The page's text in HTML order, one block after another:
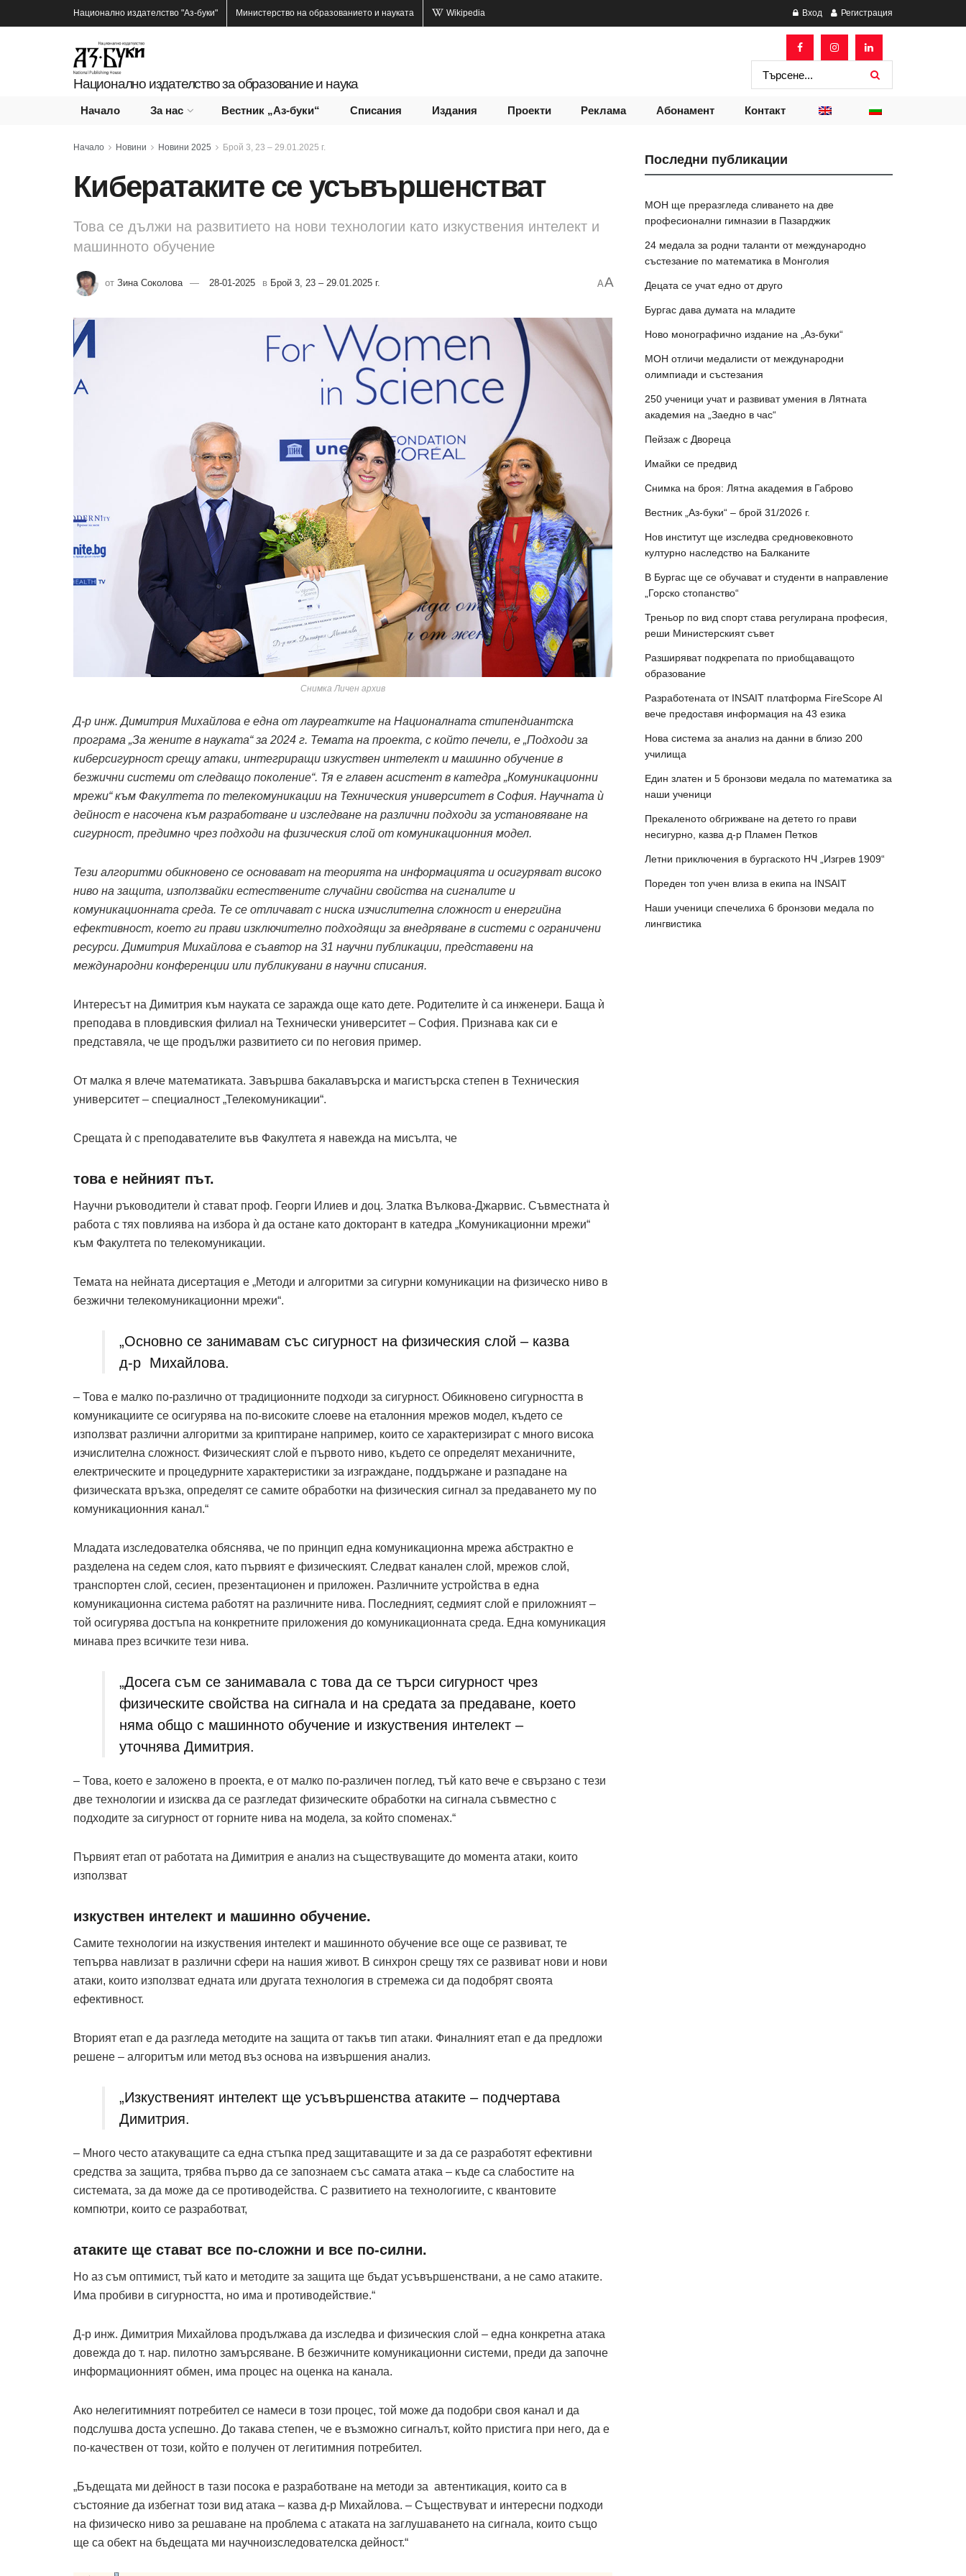
Национално издателство "Аз-буки" Министерство на образованието и науката Wikipedia Вход Регистрация
Национално издателство за образование и наука
Начало За нас Вестник „Аз-буки“ Списания Издания Проекти Реклама Абонамент Контакт
Начало Новини Новини 2025 Брой 3, 23 – 29.01.2025 г.
Кибератаките се усъвършенстват
Това се дължи на развитието на нови технологии като изкуствения интелект и
машинното обучение
от Зина Соколова 28-01-2025 в Брой 3, 23 – 29.01.2025 г. AA
Снимка Личен архив
Д-р инж. Димитрия Михайлова е една от лауреатките на Националната стипендиантска
програма „За жените в науката“ за 2024 г. Темата на проекта, с който печели, е „Подходи за
киберсигурност срещу атаки, интегриращи изкуствен интелект и машинно обучение в
безжични системи от следващо поколение“. Тя е главен асистент в катедра „Комуникационни
мрежи“ към Факултета по телекомуникации на Техническия университет в София. Научната ѝ
дейност е насочена към разработване и изследване на различни подходи за установяване на
сигурност, предимно чрез подходи на физическия слой от комуникационния модел.
Тези алгоритми обикновено сe основават на теорията на информацията и осигуряват високо
ниво на защита, използвайки естествените случайни свойства на сигналите и
комуникационната среда. Те се отличават с ниска изчислителна сложност и енергийна
ефективност, което ги прави изключително подходящи за внедряване в системи с ограничени
ресурси. Димитрия Михайлова е съавтор на 31 научни публикации, представени на
международни конференции или публикувани в научни списания.
Интересът на Димитрия към науката се заражда още като дете. Родителите ѝ са инженери. Баща ѝ
преподава в пловдивския филиал на Технически университет – София. Признава как си е
представяла, че ще продължи развитието си по неговия пример.
От малка я влече математиката. Завършва бакалавърска и магистърска степен в Техническия
университет – специалност „Телекомуникации“.
Срещата ѝ с преподавателите във Факултета я навежда на мисълта, че
това е нейният път.
Научни ръководители ѝ стават проф. Георги Илиев и доц. Златка Вълкова-Джарвис. Съвместната ѝ
работа с тях повлиява на избора ѝ да остане като докторант в катедра „Комуникационни мрежи“
към Факултета по телекомуникации.
Темата на нейната дисертация е „Методи и алгоритми за сигурни комуникации на физическо ниво в
безжични телекомуникационни мрежи“.
„Основно се занимавам със сигурност на физическия слой – казва
д-р Михайлова.
– Това е малко по-различно от традиционните подходи за сигурност. Обикновено сигурността в
комуникациите се осигурява на по-високите слоеве на еталонния мрежов модел, където се
използват различни алгоритми за криптиране например, които се характеризират с много висока
изчислителна сложност. Физическият слой е първото ниво, където се определят механичните,
електрическите и процедурните характеристики за изграждане, поддържане и разпадане на
физическата връзка, определят се самите обработки на физическия сигнал за предаването му по
комуникационния канал.“
Младата изследователка обяснява, че по принцип една комуникационна мрежа абстрактно е
разделена на седем слоя, като първият е физическият. Следват канален слой, мрежов слой,
транспортен слой, сесиен, презентационен и приложен. Различните устройства в една
комуникационна система работят на различните нива. Последният, седмият слой е приложният –
той осигурява достъпа на конкретните приложения до комуникационната среда. Една комуникация
минава през всичките тези нива.
„Досега съм се занимавала с това да се търси сигурност чрез
физическите свойства на сигнала и на средата за предаване, което
няма общо с машинното обучение и изкуствения интелект –
уточнява Димитрия.
– Това, което е заложено в проекта, е от малко по-различен поглед, тъй като вече е свързано с тези
две технологии и изисква да се разгледат физическите обработки на сигнала съвместно с
подходите за сигурност от горните нива на модела, за който споменах.“
Първият етап от работата на Димитрия е анализ на съществуващите до момента атаки, които
използват
изкуствен интелект и машинно обучение.
Самите технологии на изкуствения интелект и машинното обучение все още се развиват, те
тепърва навлизат в различни сфери на нашия живот. В синхрон срещу тях се развиват нови и нови
атаки, които използват едната или другата технология в стремежа си да подобрят своята
ефективност.
Вторият етап е да разгледа методите на защита от такъв тип атаки. Финалният етап е да предложи
решене – алгоритъм или метод въз основа на извършения анализ.
„Изкуственият интелект ще усъвършенства атаките – подчертава
Димитрия.
– Много често атакуващите са една стъпка пред защитаващите и за да се разработят ефективни
средства за защита, трябва първо да се запознаем със самата атака – къде са слабостите на
системата, за да може да се противодейства. С развитието на технологиите, с квантовите
компютри, които се разработват,
атаките ще стават все по-сложни и все по-силни.
Но аз съм оптимист, тъй като и методите за защита ще бъдат усъвършенствани, а не само атаките.
Има пробиви в сигурността, но има и противодействие.“
Д-р инж. Димитрия Михайлова продължава да изследва и физическия слой – една конкретна атака
довежда до т. нар. пилотно замърсяване. В безжичните комуникационни системи, преди да започне
информационният обмен, има процес на оценка на канала.
Ако нелегитимният пот­ребител се намеси в този процес, той може да подобри своя канал и да
подслушва доста успешно. До такава степен, че е възможно сигналът, който пристига при него, да е
по-качествен от този, който е получен от легитимния потребител.
„Бъдещата ми дейност в тази посока е разработване на методи за автентикация, които са в
състояние да избегнат този вид атака – казва д-р Михайлова. – Съществуват и интересни подходи
на физическо ниво за решаване на проблема с атаката на заглушаването на сигнала, които също
ще са обект на бъдещата ми научноизследоватeлска дейност.“
Последни публикации
МОН ще преразгледа сливането на две
професионални гимназии в Пазарджик
24 медала за родни таланти от международно
състезание по математика в Монголия
Децата се учат едно от друго
Бургас дава думата на младите
Ново монографично издание на „Аз-буки“
МОН отличи медалисти от международни
олимпиади и състезания
250 ученици учат и развиват умения в Лятната
академия на „Заедно в час“
Пейзаж с Двореца
Имайки се предвид
Снимка на броя: Лятна академия в Габрово
Вестник „Аз-буки“ – брой 31/2026 г.
Нов институт ще изследва средновековното
културно наследство на Балканите
В Бургас ще се обучават и студенти в направление
„Горско стопанство“
Треньор по вид спорт става регулирана професия,
реши Министерският съвет
Разширяват подкрепата по приобщаващото
образование
Разработената от INSAIT платформа FireScope AI
вече предоставя информация на 43 езика
Нова система за анализ на данни в близо 200
училища
Един златен и 5 бронзови медала по математика за
наши ученици
Прекаленото обгрижване на детето го прави
несигурно, казва д-р Пламен Петков
Летни приключения в бургаското НЧ „Изгрев 1909“
Пореден топ учен влиза в екипа на INSAIT
Наши ученици спечелиха 6 бронзови медала по
лингвистика